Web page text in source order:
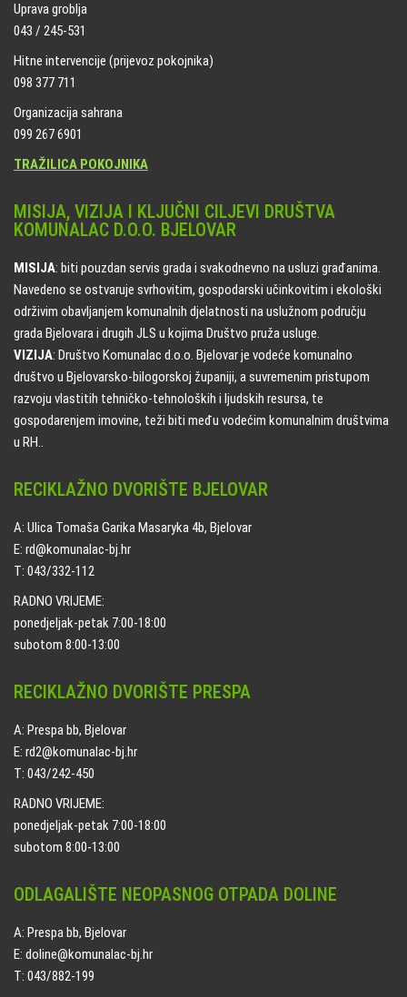
Uprava groblja
043 / 245-531
Hitne intervencije (prijevoz pokojnika)
098 377 711
Organizacija sahrana
099 267 6901
TRAŽILICA POKOJNIKA
MISIJA, VIZIJA I KLJUČNI CILJEVI DRUŠTVA
KOMUNALAC D.O.O. BJELOVAR
MISIJA: biti pouzdan servis grada i svakodnevno na usluzi građanima.
Navedeno se ostvaruje svrhovitim, gospodarski učinkovitim i ekološki
održivim obavljanjem komunalnih djelatnosti na uslužnom području
grada Bjelovara i drugih JLS u kojima Društvo pruža usluge.
VIZIJA: Društvo Komunalac d.o.o. Bjelovar je vodeće komunalno
društvo u Bjelovarsko-bilogorskoj županiji, a suvremenim pristupom
razvoju vlastitih tehničko-tehnoloških i ljudskih resursa, te
gospodarenjem imovine, teži biti među vodećim komunalnim društvima
u RH..
RECIKLAŽNO DVORIŠTE BJELOVAR
A: Ulica Tomaša Garika Masaryka 4b, Bjelovar
E: rd@komunalac-bj.hr
T: 043/332-112
RADNO VRIJEME:
ponedjeljak-petak 7:00-18:00
subotom 8:00-13:00
RECIKLAŽNO DVORIŠTE PRESPA
A: Prespa bb, Bjelovar
E: rd2@komunalac-bj.hr
T: 043/242-450
RADNO VRIJEME:
ponedjeljak-petak 7:00-18:00
subotom 8:00-13:00
ODLAGALIŠTE NEOPASNOG OTPADA DOLINE
A: Prespa bb, Bjelovar
E: doline@komunalac-bj.hr
T: 043/882-199